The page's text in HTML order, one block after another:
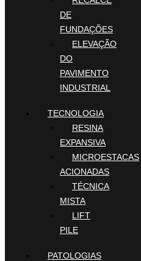
DE
FUNDAÇÕES
ELEVAÇÃO
DO
PAVIMENTO
INDUSTRIAL
TECNOLOGIA
RESINA
EXPANSIVA
MICROESTACAS
ACIONADAS
TÉCNICA
MISTA
LIFT
PILE
PATOLOGIAS